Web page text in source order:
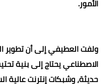
الأمور.
ولفت العطيفي إلى أن تطوير
الاصطناعي يحتاج إلى بنية
حديثة، وشبكات إنترنت عالية